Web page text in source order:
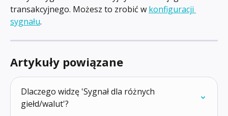
transakcyjnego. Możesz to zrobić w konfiguracji
sygnału.
Artykuły powiązane
Dlaczego widzę 'Sygnał dla różnych
giełd/walut'?